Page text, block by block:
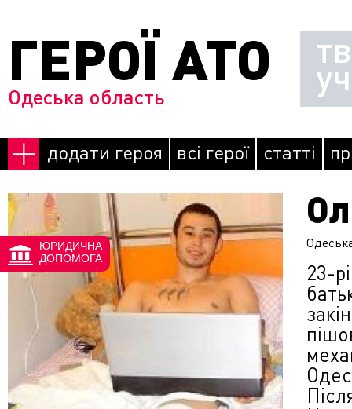
ГЕРОЇ АТО
Одеська область
додати героя всі герої статті
23-
ЮРИДИЧНА
ДОПОМОГА